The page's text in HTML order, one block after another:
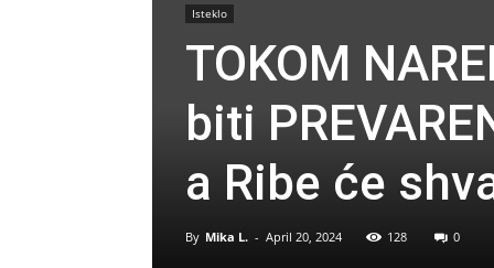
Isteklo
TOKOM
biti
a Ribe će
By Mika L. - April 20, 2024 128 0